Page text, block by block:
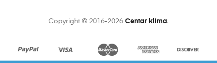
Copyright © 2016-2026 Centar klima.